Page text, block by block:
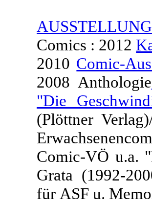
Comics : 2012
2010 Comic-
2008 Anthologie
"Die
(Plöttner
Comic-VÖ u.a.
Grata (1992-
für ASF u.